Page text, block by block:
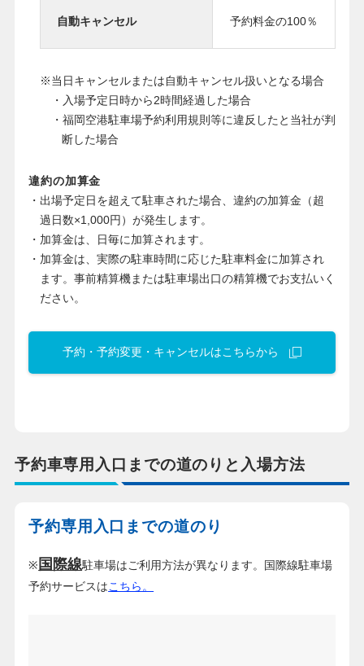
自動キャンセル 予約料金の100％
※当日キャンセルまたは自動キャンセル扱いとなる場合
・入場予定日時から2時間経過した場合
・福岡空港駐車場予約利用規則等に違反したと当社が判
断した場合
違約の加算金
・出場予定日を超えて駐車された場合、違約の加算金（超
過日数×1,000円）が発生します。
・加算金は、日毎に加算されます。
・加算金は、実際の駐車時間に応じた駐車料金に加算され
ます。事前精算機または駐車場出口の精算機でお支払いく
ださい。
予約・予約変更・キャンセルはこちらから
予約車専用入口までの道のりと入場方法
予約専用入口までの道のり
※ 国際線駐車場はご利用方法が異なります。国際線駐車場
予約サービスは こちら。